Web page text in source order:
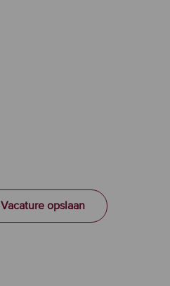
Vacature opslaanWFM Trafficer to